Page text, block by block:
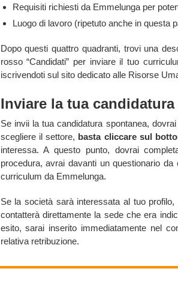
Requisiti richiesti da Emmelunga per
Luogo di lavoro (ripetuto anche in questa
Dopo questi quattro quadranti, trovi una
rosso “Candidati” per inviare il tuo
iscrivendoti sul sito dedicato alle Risorse
Inviare la tua
Se invii la tua candidatura spontanea,
scegliere il settore, basta cliccare sul
interessa. A questo punto, dovrai
procedura, avrai davanti un questionario
curriculum da Emmelunga.
Se la società sarà interessata al tuo
contatterà direttamente la sede che era
esito, sarai inserito immediatamente nel
relativa retribuzione.